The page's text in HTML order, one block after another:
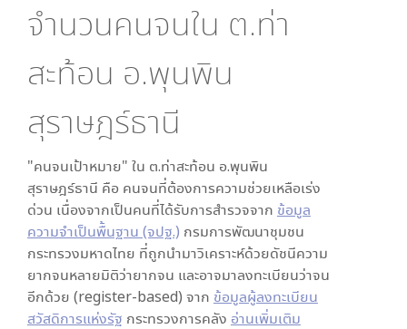
จำนวนคนจนใน ต.ท่า
สะท้อน อ.พุนพิน
สุราษฎร์ธานี
"คนจนเป้าหมาย" ใน ต.ท่าสะท้อน อ.พุนพิน
สุราษฎร์ธานี คือ คนจนที่ต้องการความช่วยเหลือเร่ง
ด่วน เนื่องจากเป็นคนที่ได้รับการสำรวจจาก ข้อมูล
ความจำเป็นพื้นฐาน (จปฐ.) กรมการพัฒนาชุมชน
กระทรวงมหาดไทย ที่ถูกนำมาวิเคราะห์ด้วยดัชนีความ
ยากจนหลายมิติว่ายากจน และอาจมาลงทะเบียนว่าจน
อีกด้วย (register-based) จาก ข้อมูลผู้ลงทะเบียน
สวัสดิการแห่งรัฐ กระทรวงการคลัง อ่านเพิ่มเติม